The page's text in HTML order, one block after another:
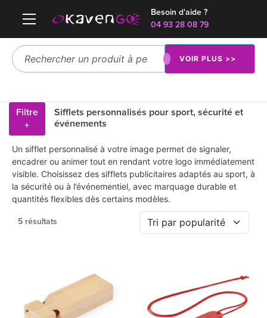
Besoin d'aide ?
04 93 28 08 79
VOIR PLUS >>
Filtre
+
Sifflets personnalisés pour sport, sécurité et
événements
Un sifflet personnalisé à votre image permet de signaler,
encadrer ou animer tout en rendant votre logo immédiatement
visible. Choisissez des sifflets publicitaires adaptés au sport, à
la sécurité ou à l’événementiel, avec marquage durable et
quantités flexibles dès certains modèles.
5 résultats